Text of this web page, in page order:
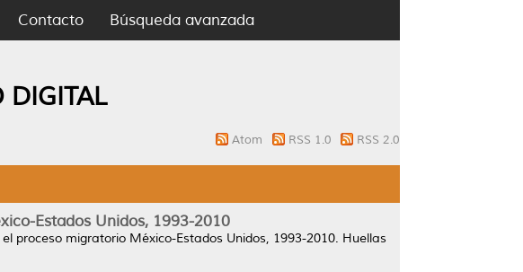
Contacto Búsqueda avanzada
DIGITAL
Atom RSS 1.0 RSS 2.0
Estados Unidos, 1993-2010
proceso migratorio México-Estados Unidos, 1993-2010. Huellas